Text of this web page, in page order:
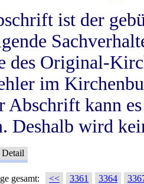
ist der
des Original-
im
Abschrift kann
Deshalb wird
Detail
gesamt: << 3361 3364